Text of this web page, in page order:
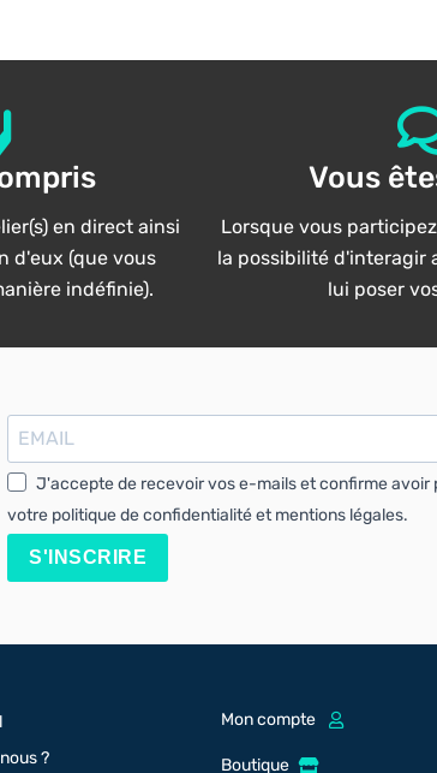
en direct ainsi
d'eux (que vous
indéfinie).
Vous
Lorsque vous
la possibilité d'interagir
lui poser
J'accepte de recevoir vos e-mails et confirme avoir
votre politique de confidentialité et mentions légales.
S'INSCRIRE
?
Mon compte
Boutique